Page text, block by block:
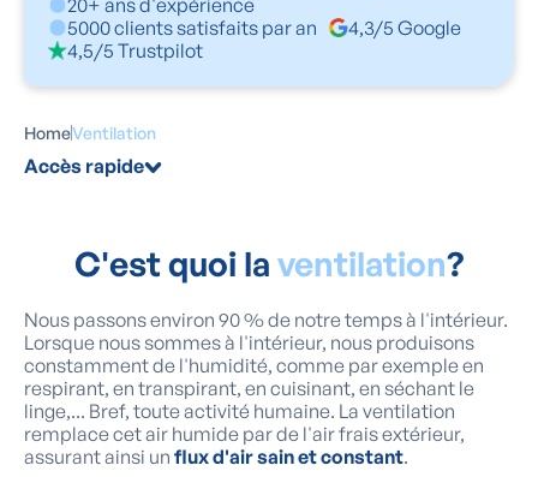
20+ ans d'expérience
5000 clients satisfaits par an
4,3/5 Google
4,5/5 Trustpilot
HomeVentilation
Accès rapide
C'est quoi la ventilation?
Nous passons environ 90 % de notre temps à l'intérieur.
Lorsque nous sommes à l'intérieur, nous produisons
constamment de l'humidité, comme par exemple en
respirant, en transpirant, en cuisinant, en séchant le
linge,... Bref, toute activité humaine. La ventilation
remplace cet air humide par de l'air frais extérieur,
assurant ainsi un flux d'air sain et constant.